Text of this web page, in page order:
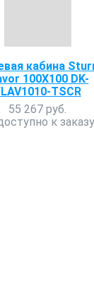
кабина
100X100 DK-
TSCR
55 267 руб.
к заказу